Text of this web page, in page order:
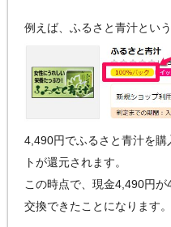
例えば、ふるさと青汁とい
4,490円でふるさと青汁を
トが還元されます。
この時点で、現金4,490円
交換できたことになります。